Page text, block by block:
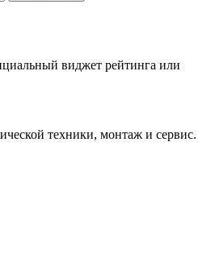
виджет рейтинга или
техники, монтаж и сервис.